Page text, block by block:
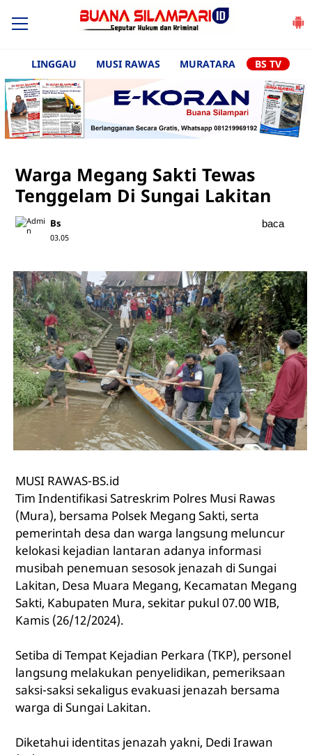
LINGGAU MUSI RAWAS MURATARA BS TV
Warga Megang Sakti Tewas
Tenggelam Di Sungai Lakitan
Bs
03.05
baca
MUSI RAWAS-BS.id
Tim Indentifikasi Satreskrim Polres Musi Rawas
(Mura), bersama Polsek Megang Sakti, serta
pemerintah desa dan warga langsung meluncur
kelokasi kejadian lantaran adanya informasi
musibah penemuan sesosok jenazah di Sungai
Lakitan, Desa Muara Megang, Kecamatan Megang
Sakti, Kabupaten Mura, sekitar pukul 07.00 WIB,
Kamis (26/12/2024).
Setiba di Tempat Kejadian Perkara (TKP), personel
langsung melakukan penyelidikan, pemeriksaan
saksi-saksi sekaligus evakuasi jenazah bersama
warga di Sungai Lakitan.
Diketahui identitas jenazah yakni, Dedi Irawan